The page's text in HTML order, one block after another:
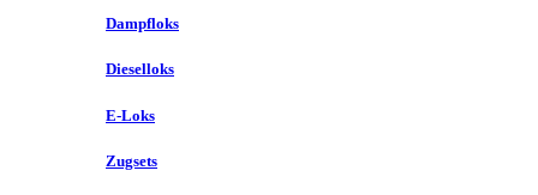
Dampfloks
Dieselloks
E-Loks
Zugsets